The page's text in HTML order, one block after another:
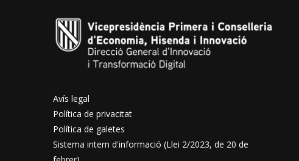
Avís legal
Política de privacitat
Política de galetes
Sistema intern d'informació (Llei 2/2023, de 20 de